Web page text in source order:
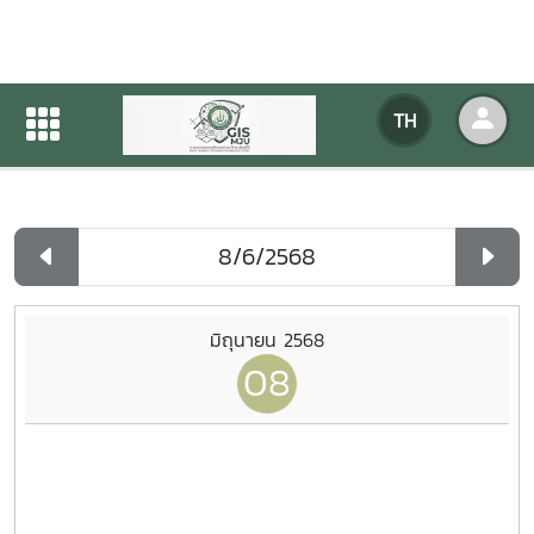
TH
ปฏิทินกิจกรรมของหน่วยงาน
ปฏิทินกิจกรรมของหน่วยงาน รายวัน
มิถุนายน 2568
08